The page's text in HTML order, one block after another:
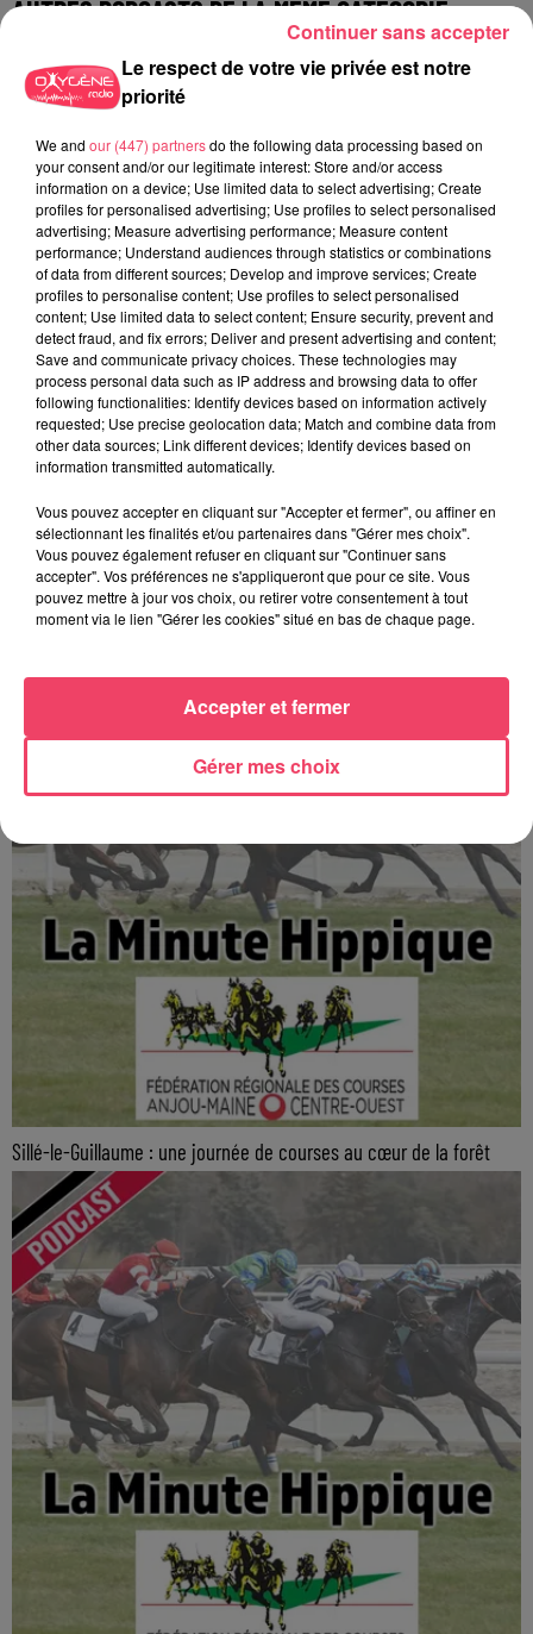
AUTRES PODCASTS DE LA MÊME CATÉGORIE
La minute Hippique - 08 08 2026
Sillé-le-Guillaume : une journée de courses au cœur de la forêt
Le respect de votre vie privée est notre
priorité
We and our (447) partnersdo the following data processing based on
your consent and/or our legitimate interest: Store and/or access
information on a device; Use limited data to select advertising; Create
profiles for personalised advertising; Use profiles to select personalised
advertising; Measure advertising performance; Measure content
performance; Understand audiences through statistics or combinations
of data from different sources; Develop and improve services; Create
profiles to personalise content; Use profiles to select personalised
content; Use limited data to select content; Ensure security, prevent and
detect fraud, and fix errors; Deliver and present advertising and content;
Save and communicate privacy choices. These technologies may
process personal data such as IP address and browsing data to offer
following functionalities: Identify devices based on information actively
requested; Use precise geolocation data; Match and combine data from
other data sources; Link different devices; Identify devices based on
information transmitted automatically.
Vous pouvez accepter en cliquant sur "Accepter et fermer", ou affiner en
sélectionnant les finalités et/ou partenaires dans "Gérer mes choix".
Vous pouvez également refuser en cliquant sur "Continuer sans
accepter". Vos préférences ne s'appliqueront que pour ce site. Vous
pouvez mettre à jour vos choix, ou retirer votre consentement à tout
moment via le lien "Gérer les cookies" situé en bas de chaque page.
Gérer mes choix
Accepter et fermer
Continuer sans accepter